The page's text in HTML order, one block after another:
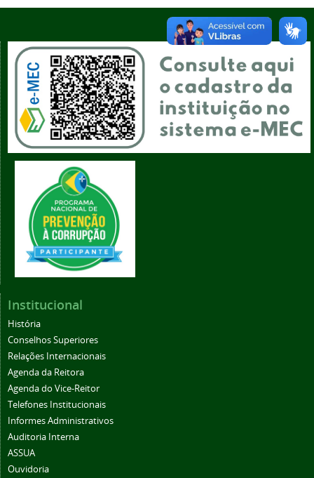
Institucional
História
Conselhos Superiores
Relações Internacionais
Agenda da Reitora
Agenda do Vice-Reitor
Telefones Institucionais
Informes Administrativos
Auditoria Interna
ASSUA
Ouvidoria